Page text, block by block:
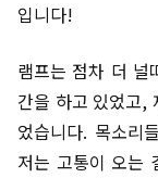
입니다!
램프는 점차 더 널
간을 하고 있었고,
었습니다. 목소리
저는 고통이 오는